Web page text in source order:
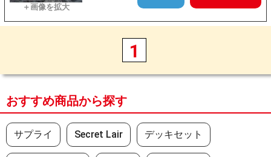
1
おすすめ商品から探す
サプライ Secret Lair デッキセット